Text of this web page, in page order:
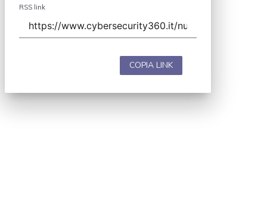
RSS link
COPIA LINK